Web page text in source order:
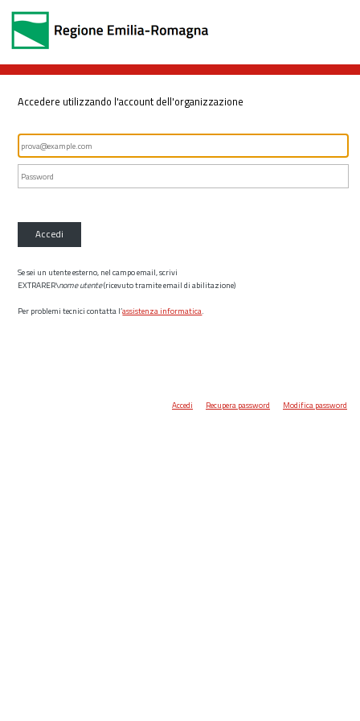
Accedere utilizzando l'account dell'organizzazione
Accedi
Se sei un utente esterno, nel campo email, scrivi
EXTRARER\nome utente(ricevuto tramite email di abilitazione)
Per problemi tecnici contatta l’assistenza informatica.
Accedi Recupera password Modifica password